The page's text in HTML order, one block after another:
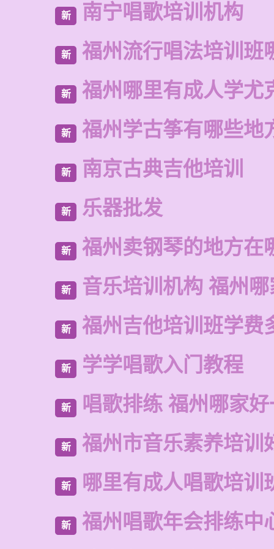
新 南宁唱歌培训机构
新 福州流行唱法培训班
新 福州哪里有成人学尤
新 福州学古筝有哪些地
新 南京古典吉他培训
新 乐器批发
新 福州卖钢琴的地方在
新 音乐培训机构 福州
新 福州吉他培训班学费
新 学学唱歌入门教程
新 唱歌排练 福州哪家
新 福州市音乐素养培训
新 哪里有成人唱歌培训
新 福州唱歌年会排练中